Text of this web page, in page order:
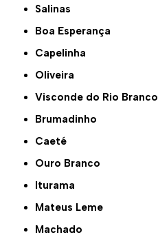
Salinas
Boa Esperança
Capelinha
Oliveira
Visconde do Rio Branco
Brumadinho
Caeté
Ouro Branco
Iturama
Mateus Leme
Machado